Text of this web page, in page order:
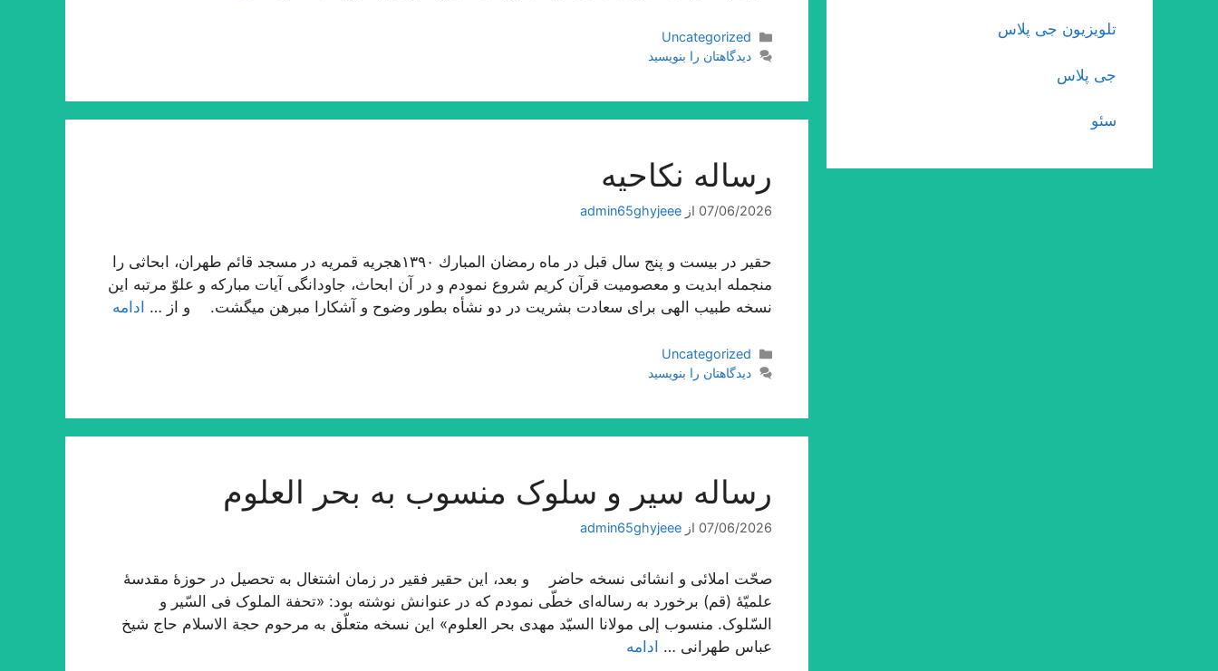
دسته‌ها
Uncategorized
دیدگاهتان را بنویسید
رساله نکاحیه
07/06/2026 از admin65ghyjeee
حقیر در بیست و پنج سال قبل در ماه رمضان المبارك ١٣٩٠هجریه قمریه در مسجد قائم طهران، ابحاثى را
منجمله ابدیت و معصومیت قرآن كریم شروع نمودم و در آن ابحاث، جاودانگى آیات مباركه و علوّ مرتبه این
نسخه طبیب الهى براى سعادت بشریت در دو نشأه بطور وضوح و آشكارا مبرهن میگشت. و از … ادامه
دسته‌ها
Uncategorized
دیدگاهتان را بنویسید
رساله سیر و سلوک منسوب به بحر العلوم
07/06/2026 از admin65ghyjeee
صحّت املائی و انشائی نسخه حاضر و بعد، این حقیر فقیر در زمان اشتغال به تحصیل در حوزۀ مقدسۀ
علمیّۀ (قم) برخورد به رساله‌اى خطّى نمودم که در عنوانش نوشته بود: «تحفة الملوک فی السّیر و
السّلوک. منسوب إلى مولانا السیّد مهدى بحر العلوم» این نسخه متعلّق به مرحوم حجة الاسلام حاج شیخ
عباس طهرانى … ادامه
تلویزیون جی پلاس
جی پلاس
سئو